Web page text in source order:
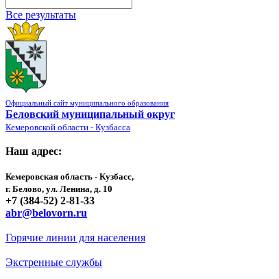
Все результаты
Официальный сайт муниципального образования
Беловский муниципальный округ
Кемеровской области - Кузбасса
Наш адрес:
Кемеровская область - Кузбасс,
г. Белово, ул. Ленина, д. 10
+7 (384-52) 2-81-33
abr@belovorn.ru
Горячие линии для населения
Экстренные службы